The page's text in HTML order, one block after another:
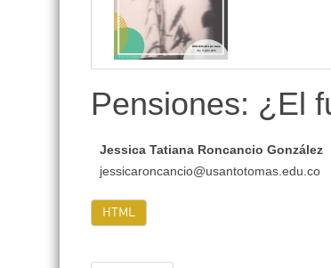
lateral
Pensiones: ¿El
Jessica Tatiana Roncancio González
jessicaroncancio@usantotomas.edu.co
HTML